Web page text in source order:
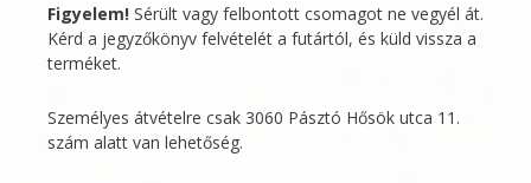
Figyelem! Sérült vagy felbontott csomagot ne vegyél át.
Kérd a jegyzőkönyv felvételét a futártól, és küld vissza a
terméket.
Személyes átvételre csak 3060 Pásztó Hősök utca 11.
szám alatt van lehetőség.